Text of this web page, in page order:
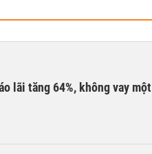
lãi tăng 64%, không vay một